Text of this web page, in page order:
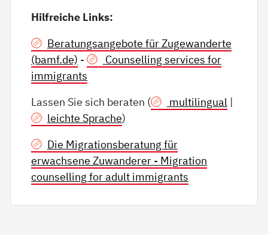
Hilfreiche Links:
Beratungsangebote für Zugewanderte
(bamf.de) -
Counselling services for
immigrants
Lassen Sie sich beraten (
multilingual |
leichte Sprache)
Die Migrationsberatung für
erwachsene Zuwanderer - Migration
counselling for adult immigrants